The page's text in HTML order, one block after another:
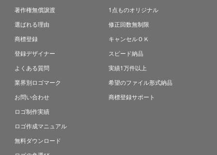
著作権無償譲渡
選ばれる理由
商標登録
登録デザイナー
よくある質問
業界別ロゴマーク
お問い合わせ
ロゴ制作実績
ロゴ作成マニュアル
無料ダウンロード
1点ものオリジナル
修正回数無制限
キャンセルＯＫ
スピード納品
実績1万件以上
希望のファイル形式納品
商標登録サポート